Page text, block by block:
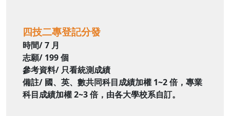
四技二專登記分發
時間/ 7 月
志願/ 199 個
參考資料/ 只看統測成績
備註/ 國、英、數共同科目成績加權 1~2 倍，專業
科目成績加權 2~3 倍，由各大學校系自訂。